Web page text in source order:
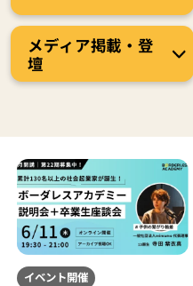
メディア掲載・登
壇
イベント開催